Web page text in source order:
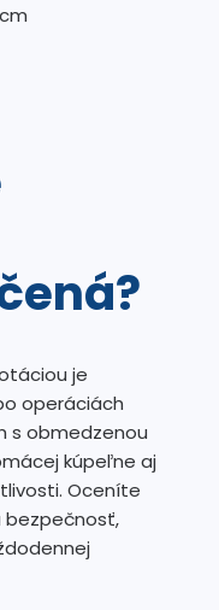
je
operáciách
s obmedzenou
kúpeľne aj
Oceníte
bezpečnosť,